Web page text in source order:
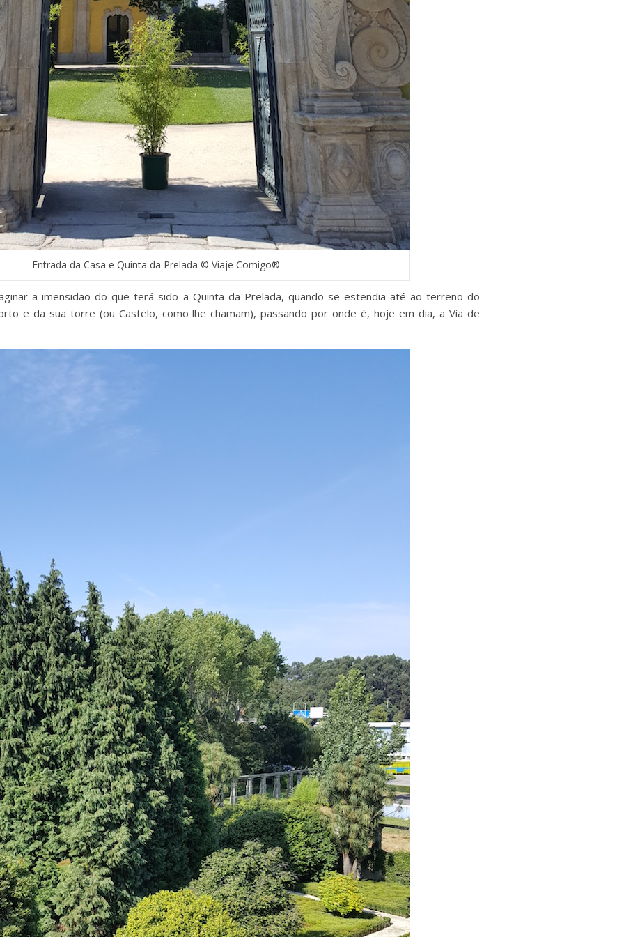
Entrada da Casa e Quinta da Prelada © Viaje Comigo®
a imensidão do que terá sido a Quinta da Prelada, quando se estendia até ao terreno do
e da sua torre (ou Castelo, como lhe chamam), passando por onde é, hoje em dia, a Via de